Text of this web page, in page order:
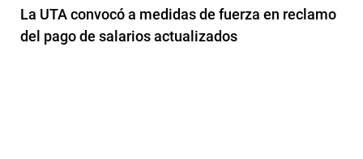
La UTA convocó a medidas de fuerza en reclamo
del pago de salarios actualizados